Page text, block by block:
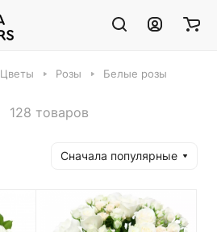
Цветы Розы Белые розы
128 товаров
Сначала популярные